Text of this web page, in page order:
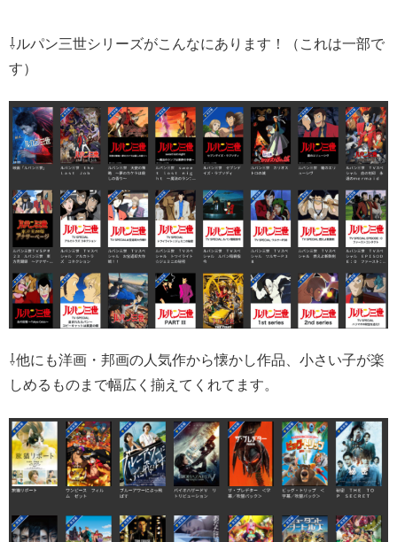
⇩ルパン三世シリーズがこんなにあります！（これは一部で
す）
⇩他にも洋画・邦画の人気作から懐かし作品、小さい子が楽
しめるものまで幅広く揃えてくれてます。